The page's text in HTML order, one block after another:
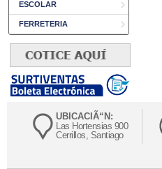
ESCOLAR
FERRETERIA
UBICACIÃ“N:
Las Hortensias 900
Cerrillos, Santiago